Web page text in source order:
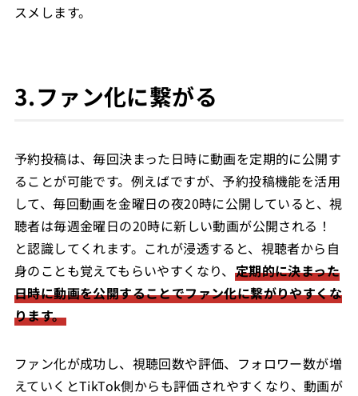
スメします。
3.ファン化に繋がる
予約投稿は、毎回決まった日時に動画を定期的に公開す
ることが可能です。例えばですが、予約投稿機能を活用
して、毎回動画を金曜日の夜20時に公開していると、視
聴者は毎週金曜日の20時に新しい動画が公開される！
と認識してくれます。これが浸透すると、視聴者から自
身のことも覚えてもらいやすくなり、 定期的に決まった
日時に動画を公開することでファン化に繋がりやすくな
ります。
ファン化が成功し、視聴回数や評価、フォロワー数が増
えていくとTikTok側からも評価されやすくなり、動画が